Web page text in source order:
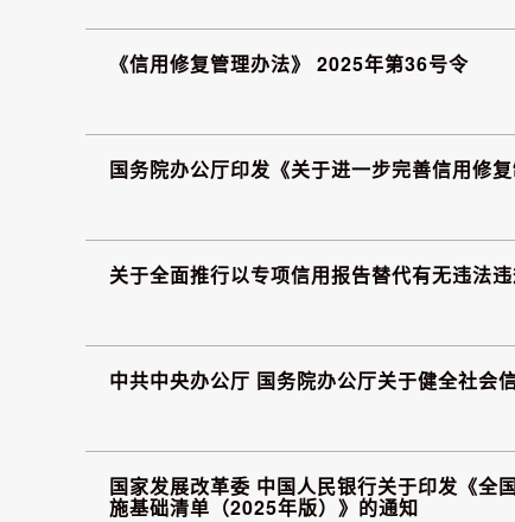
《信用修复管理办法》 2025年第36号令
国务院办公厅印发《关于进一步完善信用修
关于全面推行以专项信用报告替代有无违法
中共中央办公厅 国务院办公厅关于健全社会
国家发展改革委 中国人民银行关于印发《全
施基础清单（2025年版）》的通知